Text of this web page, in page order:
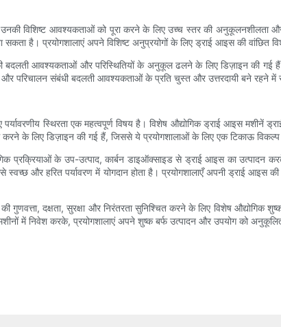
विशिष्ट आवश्यकताओं को पूरा करने के लिए उच्च स्तर की अनुकूलनशीलता
सकता है। प्रयोगशालाएं अपने विशिष्ट अनुप्रयोगों के लिए ड्राई आइस की
आवश्यकताओं और परिस्थितियों के अनुकूल ढलने के लिए डिज़ाइन की गई हैं।
परिचालन संबंधी बदलती आवश्यकताओं के प्रति चुस्त और उत्तरदायी बने रहने में
पर्यावरणीय स्थिरता एक महत्वपूर्ण विषय है। विशेष औद्योगिक ड्राई आइस
के लिए डिज़ाइन की गई हैं, जिससे ये प्रयोगशालाओं के लिए एक टिकाऊ विकल्प
प्रक्रियाओं के उप-उत्पाद, कार्बन डाइऑक्साइड से ड्राई आइस का उत्पादन
और हरित पर्यावरण में योगदान होता है। प्रयोगशालाएँ अपनी ड्राई
गुणवत्ता, दक्षता, सुरक्षा और निरंतरता सुनिश्चित करने के लिए विशेष
में निवेश करके, प्रयोगशालाएं अपने शुष्क बर्फ उत्पादन और उपयोग को